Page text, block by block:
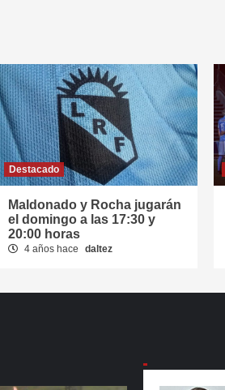
Destacado
Maldonado y Rocha jugarán
el domingo a las 17:30 y
20:00 horas
4 años hace daltez